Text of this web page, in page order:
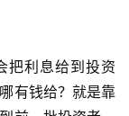
把利息给到投资
有钱给？就是靠